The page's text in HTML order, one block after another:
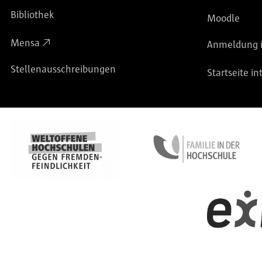
Bibliothek
Mensa
Stellenausschreibungen
Moodle
Anmeldung
Startseite